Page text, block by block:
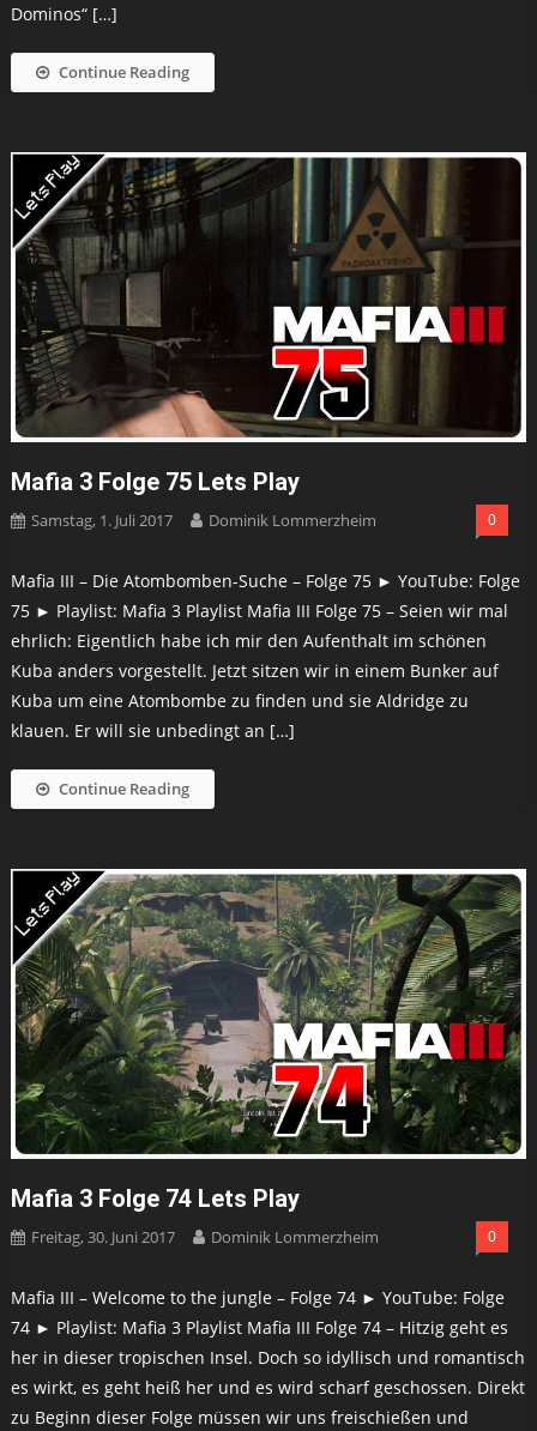
Dominos“ […]
Continue Reading
Mafia 3 Folge 75 Lets Play
Samstag, 1. Juli 2017 Dominik Lommerzheim 0
Mafia III – Die Atombomben-Suche – Folge 75 ► YouTube: Folge
75 ► Playlist: Mafia 3 Playlist Mafia III Folge 75 – Seien wir mal
ehrlich: Eigentlich habe ich mir den Aufenthalt im schönen
Kuba anders vorgestellt. Jetzt sitzen wir in einem Bunker auf
Kuba um eine Atombombe zu finden und sie Aldridge zu
klauen. Er will sie unbedingt an […]
Continue Reading
Mafia 3 Folge 74 Lets Play
Freitag, 30. Juni 2017 Dominik Lommerzheim 0
Mafia III – Welcome to the jungle – Folge 74 ► YouTube: Folge
74 ► Playlist: Mafia 3 Playlist Mafia III Folge 74 – Hitzig geht es
her in dieser tropischen Insel. Doch so idyllisch und romantisch
es wirkt, es geht heiß her und es wird scharf geschossen. Direkt
zu Beginn dieser Folge müssen wir uns freischießen und